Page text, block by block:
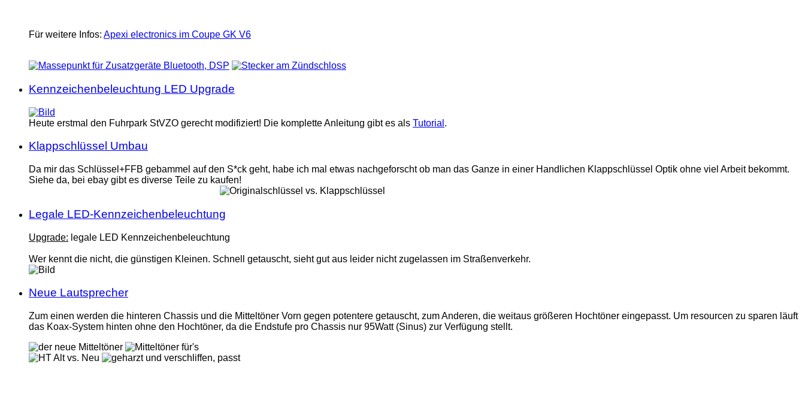
Für weitere Infos: Apexi electronics im Coupe GK V6
Kennzeichenbeleuchtung LED Upgrade
Heute erstmal den Fuhrpark StVZO gerecht modifiziert! Die komplette Anleitung gibt es als Tutorial .
Klappschlüssel Umbau
Da mir das Schlüssel+FFB gebammel auf den S*ck geht, habe ich mal etwas nachgeforscht ob man das Ganze in einer Handlichen Klappschlüssel Optik ohne viel Arbeit bekommt.
Siehe da, bei ebay gibt es diverse Teile zu kaufen!
Legale LED-Kennzeichenbeleuchtung
Upgrade: legale LED Kennzeichenbeleuchtung
Wer kennt die nicht, die günstigen Kleinen. Schnell getauscht, sieht gut aus leider nicht zugelassen im Straßenverkehr.
Neue Lautsprecher
Zum einen werden die hinteren Chassis und die Mitteltöner Vorn gegen potentere getauscht, zum Anderen, die weitaus größeren Hochtöner eingepasst. Um resourcen zu sparen läuft
das Koax-System hinten ohne den Hochtöner, da die Endstufe pro Chassis nur 95Watt (Sinus) zur Verfügung stellt.